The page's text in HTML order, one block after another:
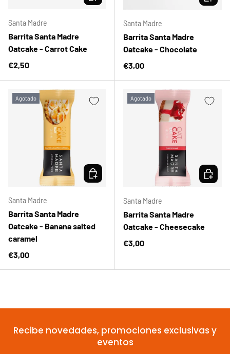
Santa Madre
Barrita Santa Madre
Oatcake - Carrot Cake
Precio normal
€2,50
Santa Madre
Barrita Santa Madre
Oatcake - Chocolate
Precio normal
€3,00
Agotado
Santa Madre
Barrita Santa Madre
Oatcake - Banana salted
caramel
Precio normal
€3,00
ELEGIR OPCIONES
Agotado
Santa Madre
Barrita Santa Madre
Oatcake - Cheesecake
Precio normal
€3,00
ELEGIR
Recibe novedades, promociones exclusivas y
eventos